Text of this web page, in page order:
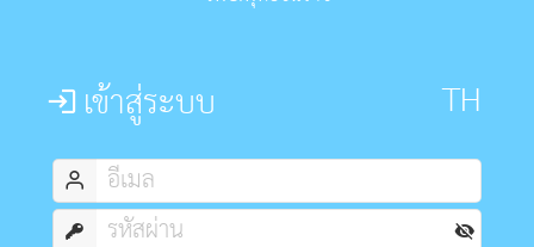
เข้าสู่ระบบ